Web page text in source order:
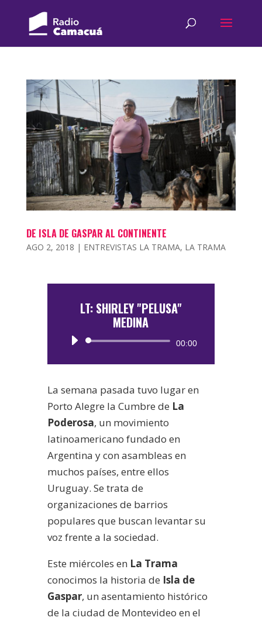
DE ISLA DE GASPAR AL CONTINENTE
AGO 2, 2018 | ENTREVISTAS LA TRAMA, LA TRAMA
LT: SHIRLEY "PELUSA"
MEDINA
Reproductor
00:00
La semana pasada tuvo lugar en
Porto Alegre la Cumbre de La
Poderosa, un movimiento
latinoamericano fundado en
Argentina y con asambleas en
muchos países, entre ellos
Uruguay. Se trata de
organizaciones de barrios
populares que buscan levantar su
voz frente a la sociedad.
Este miércoles en La Trama
conocimos la historia de Isla de
Gaspar, un asentamiento histórico
de la ciudad de Montevideo en el